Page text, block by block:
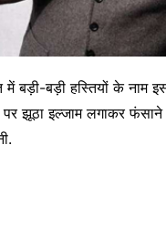
बड़ी-बड़ी हस्तियों के नाम
झूठा इल्जाम लगाकर